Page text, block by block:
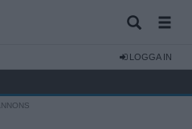
LOGGA IN